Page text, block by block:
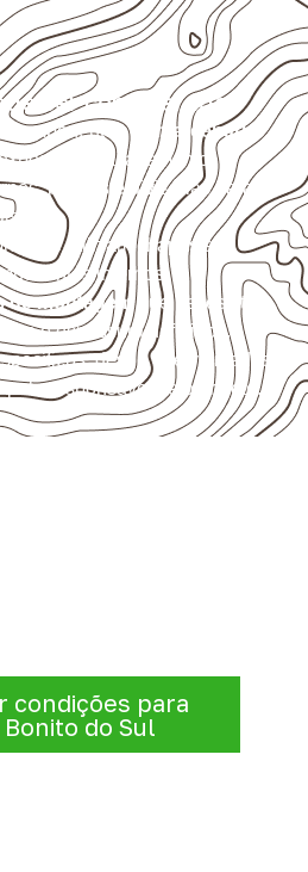
ser considerado
componentes de
marcenaria
e acabamento.
painéis e divisórias para
que utilizam chapas em
internos.
de montagem que necessitam
e espessura definidos.
desde que validados
pelo responsável pelo projeto.
condições para
Bonito do Sul